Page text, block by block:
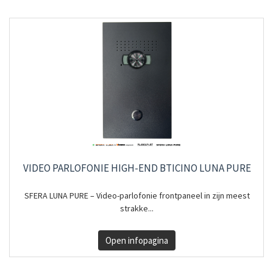
VIDEO PARLOFONIE HIGH-END BTICINO LUNA PURE
SFERA LUNA PURE – Video-parlofonie frontpaneel in zijn meest
strakke...
Open infopagina